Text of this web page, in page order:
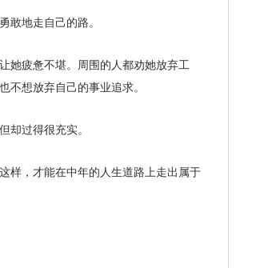
敢地走自己的路。
她疲惫不堪。周围的人都劝她放弃工
不想放弃自己的事业追求。
却过得很充实。
样，才能在中年的人生道路上走出属于